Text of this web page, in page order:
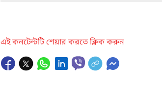
এই কনটেন্টটি শেয়ার করতে ক্লিক করুন